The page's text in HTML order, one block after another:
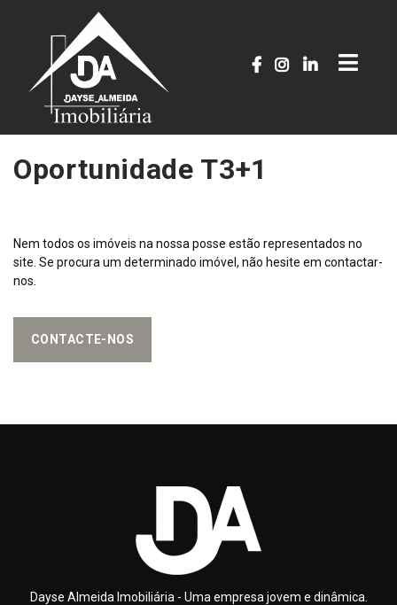
Oportunidade T3+1
Nem todos os imóveis na nossa posse estão representados no
site. Se procura um determinado imóvel, não hesite em contactar-
nos.
CONTACTE-NOS
Dayse Almeida Imobiliária - Uma empresa jovem e dinâmica.